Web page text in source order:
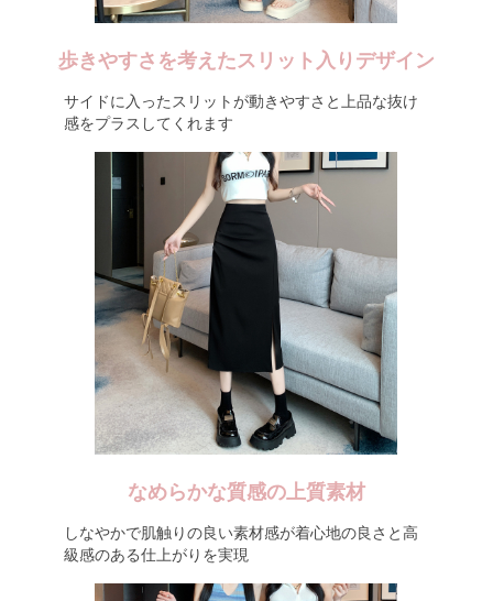
歩きやすさを考えたスリット入りデザイン
サイドに入ったスリットが動きやすさと上品な抜け
感をプラスしてくれます
なめらかな質感の上質素材
しなやかで肌触りの良い素材感が着心地の良さと高
級感のある仕上がりを実現